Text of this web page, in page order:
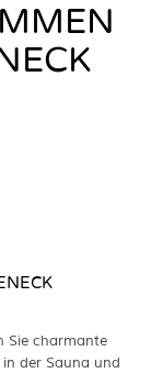
Sie charmante
der Sauna und